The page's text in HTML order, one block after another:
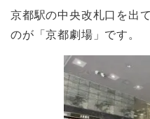
京都駅の中央改札口を出
のが「京都劇場」です。